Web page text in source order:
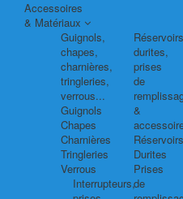
Accessoires
& Matériaux
Guignols,
chapes,
charnières,
tringleries,
verrous...
Guignols
Chapes
Charnières
Tringleries
Verrous
Interrupteurs,
durites,
prises
de
&
Réservoirs
Durites
Prises
de